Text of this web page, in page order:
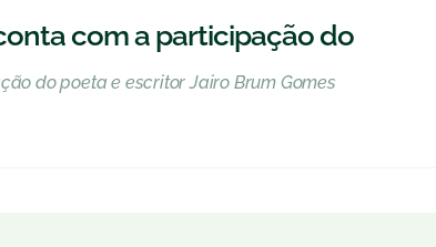
com a participação do
do poeta e escritor Jairo Brum Gomes